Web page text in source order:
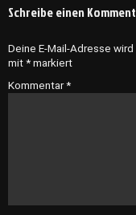
Schreibe einen
Deine E-Mail-Adresse
mit * markiert
Kommentar*